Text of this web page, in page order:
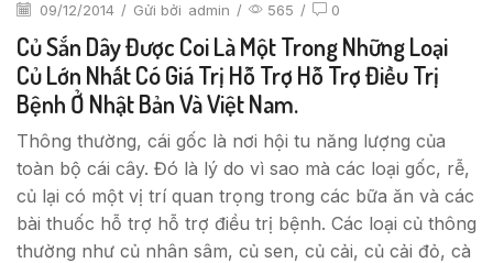
09/12/2014 / Gửi bởi admin / 565 / 0
Củ Sắn Dây Được Coi Là Một Trong Những Loại
Củ Lớn Nhất Có Giá Trị Hỗ Trợ Hỗ Trợ Điều Trị
Bệnh Ở Nhật Bản Và Việt Nam.
Thông thường, cái gốc là nơi hội tu năng lượng của
toàn bộ cái cây. Đó là lý do vì sao mà các loại gốc, rễ,
củ lại có một vị trí quan trọng trong các bữa ăn và các
bài thuốc hỗ trợ hỗ trợ điều trị bệnh. Các loại củ thông
thường như củ nhân sâm, củ sen, củ cải, củ cải đỏ, cà